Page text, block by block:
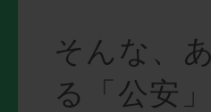
そんな、
る「公安